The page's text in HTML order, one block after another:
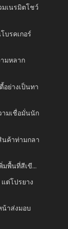
มเนรมิตโชว์
บรคเกอร์
มหลาก
อย่างเป็นทา
ามเชื่อมั่นนัก
นค้าท่ามกลา
พื้นที่สีเขี...
ต่โปรยาง
น้าส่งมอบ